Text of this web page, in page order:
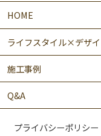
HOME
ライフスタイル×デザ
施工事例
Q&A
プライバシーポリシー